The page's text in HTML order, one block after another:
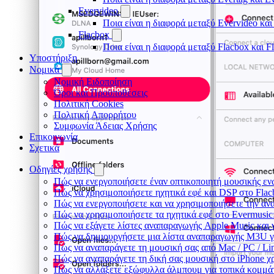
Evervideo
Ποια είναι η διαφορά μεταξύ Evervideo
Flacbox
Ποια είναι η διαφορά μεταξύ Flacbox και
Υποστήριξη
Νομικά
Νομική Ειδοποίηση
Όροι και Προϋποθέσεις
Πολιτική Cookies
Πολιτική Απορρήτου
Συμφωνία Άδειας Χρήσης
Επικοινωνία
Σχετικά
Οδηγίες χρήσης
Πώς να ενεργοποιήσετε έναν οπτικοποιητή μουσικής
Πώς να χρησιμοποιήσετε ηχητικά εφέ και DSP στο
Πώς να ενεργοποιήσετε και να χρησιμοποιήσετε την
Πώς να χρησιμοποιήσετε τα ηχητικά εφέ στο
Πώς να εξάγετε λίστες αναπαραγωγής Apple Music και
Πώς να δημιουργήσετε μια λίστα αναπαραγωγής
Πώς να αναπαράγετε τη μουσική σας από Mac / PC /
Πώς να αναπαράγετε τη δική σας μουσική στο iPhone
Πώς να αλλάξετε εξώφυλλα άλμπουμ για τοπικά